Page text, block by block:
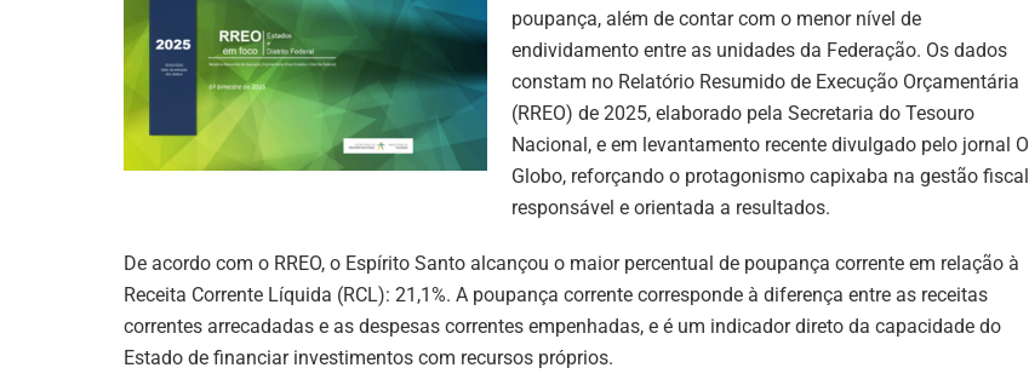
poupança, além de contar com o menor nível de
endividamento entre as unidades da Federação. Os dados
constam no Relatório Resumido de Execução Orçamentária
(RREO) de 2025, elaborado pela Secretaria do Tesouro
Nacional, e em levantamento recente divulgado pelo jornal O
Globo, reforçando o protagonismo capixaba na gestão fiscal
responsável e orientada a resultados.
De acordo com o RREO, o Espírito Santo alcançou o maior percentual de poupança corrente em relação à
Receita Corrente Líquida (RCL): 21,1%. A poupança corrente corresponde à diferença entre as receitas
correntes arrecadadas e as despesas correntes empenhadas, e é um indicador direto da capacidade do
Estado de financiar investimentos com recursos próprios.